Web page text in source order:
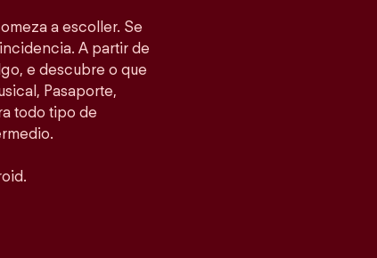
a escoller. Se
A partir de
e descubre o que
Pasaporte,
todo tipo de